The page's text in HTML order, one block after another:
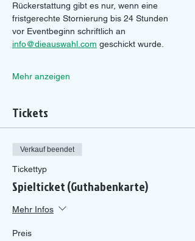
Rückerstattung gibt es nur, wenn eine
fristgerechte Stornierung bis 24 Stunden
vor Eventbeginn schriftlich an
info@dieauswahl.com geschickt wurde.
Mehr anzeigen
Tickets
Verkauf beendet
Tickettyp
Spielticket (Guthabenkarte)
Mehr Infos
Preis